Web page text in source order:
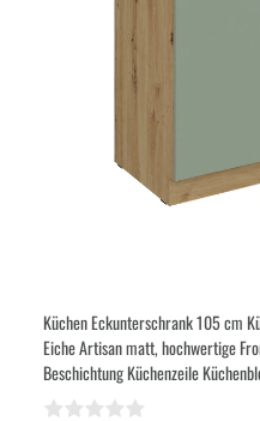
Küchen Eckunterschrank 105 cm
Eiche Artisan matt, hochwertige
Beschichtung Küchenzeile